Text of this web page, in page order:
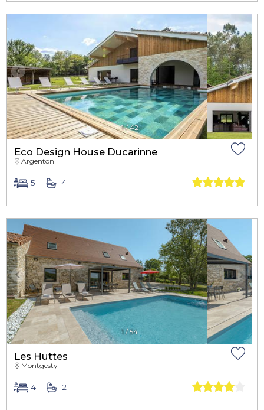
1/42
Eco Design House Ducarinne
Argenton
5 4
1/54
Les Huttes
Montgesty
4 2